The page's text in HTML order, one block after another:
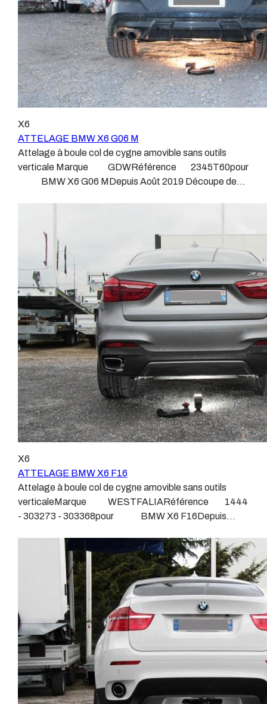
c’est le cas de tous les produits que nous proposons,
sans exception ! Nous ne travaillons qu’avec les
marques homologuées à même d’assurer le suivi de
leurs produits :ATTELAGES
WESTFALIAATTELAGES SIARRATTELAGES
BRINKATTELAGES THULEATTELAGES
BOISNIERATTELAGES GDWATTELAGES
ARAGON Le faisceau électrique est devenu le produit
le plus technique, lui aussi est soumis à normalisation et
homologation. Le faisceau est connecté à votre
véhicule, il doit être prévu à cet effet, supporter les
vibrations et les contraintes auquel il peut être soumis.
Dans certains cas le faisceau connecté modifie la
…. Nous n’installons (quand ils existent) que des
spécifiquement pour votre véhicule, se branchant aux
emplacements prévus et suivant les normes
constructeurs. En dehors de quelques rares cas, nous
ne montons jamais de faisceau appelé : adaptable,
universel, modulable, smart…., et quand nous le
faisons, s’il n’existe pas d’autre choix, nous utilisons le
plus haut de gamme du marché, le plus fiable et le plus
stable. Il faut savoir que le montage d’un faisceau non
conforme ou adaptable vous fera perdre tout recours et
toute garantie auprès du constructeur en cas de
défaillance. Ce genre de faisceau est souvent mal
monté, alimenté par les éclairages intérieurs et fait
courir de vrai risque technique à votre véhicule. Nous
n’intervenons pas sur les véhicules ayant ce type de
montage non conforme. Voilà pourquoi il est nécessaire
agréé, habitué à poser des attelages et respectant les
normes, nous ne transigeons pas sur ces points. Les
différentes dénominations pour un attelage sont
:Attelage pour voiture, crochet d’attelage, boule pour
voiture, attache remorque, attache voiture, attelage
remorque, boule d’arrimage, crochet d’attache.
X6
ATTELAGE BMW X6 G06 M
Attelage à boule col de cygne amovible sans outils
verticale Marque GDWRéférence 2345T60pour
BMW X6 G06 MDepuis Août 2019 Découpe de
l'attelage 25.6 kg Anhängerkupplung BMW X6 G06 M
Patrick Remorques se conjugue avec ATTELAGE
depuis 1968. Les temps ont changé depuis les premiers
attelages fabriqués à la demande dans l’atelier, autour
d’un poste à souder et d’un étau. L’évolution technique
et la normalisation sont passées par là. Maintenant un
attelage doit être homologué, c’est le cas de tous les
produits que nous proposons, sans exception ! Nous ne
travaillons qu’avec les marques homologuées à même
d’assurer le suivi de leurs produits :ATTELAGES
WESTFALIAATTELAGES SIARRATTELAGES
BRINKATTELAGES THULEATTELAGES
BOISNIERATTELAGES GDWATTELAGES
ARAGON Le faisceau électrique est devenu le produit
le plus technique, lui aussi est soumis à normalisation et
homologation. Le faisceau est connecté à votre
véhicule, il doit être prévu à cet effet, supporter les
vibrations et les contraintes auquel il peut être soumis.
Dans certains cas le faisceau connecté modifie la
gestion des assistances à la conduite type EPS, ABS,
faisceaux « d’origine », c'est-à-dire fabriqués
spécifiquement pour votre véhicule, se branchant aux
emplacements prévus et suivant les normes
constructeurs. En dehors de quelques rares cas, nous
ne montons jamais de faisceau appelé : adaptable,
universel, modulable, smart…., et quand nous le
faisons, s’il n’existe pas d’autre choix, nous utilisons le
plus haut de gamme du marché, le plus fiable et le plus
stable. Il faut savoir que le montage d’un faisceau non
conforme ou adaptable vous fera perdre tout recours et
toute garantie auprès du constructeur en cas de
défaillance. Ce genre de faisceau est souvent mal
X6
ATTELAGE BMW X6 F16
Attelage à boule col de cygne amovible sans outils
verticaleMarque WESTFALIARéférence 1444
- 303273 - 303368pour BMW X6 F16Depuis
maxi tractable 3500 kgValeur S 150 kgPoids de
l'attelage 29 kgAnhängerkupplung BMW X6 F16Vidéo
de démonstration 1Vidéo de démonstration 2Patrick
Remorques se conjugue avec ATTELAGE depuis
1968.Les temps ont changé depuis les premiers
attelages fabriqués à la demande dans l’atelier, autour
d’un poste à souder et d’un étau.L’évolution technique et
la normalisation sont passées par là.Maintenant un
attelage doit être homologué, c’est le cas de tous les
produits que nous proposons, sans exception !Nous ne
travaillons qu’avec les marques homologuées à même